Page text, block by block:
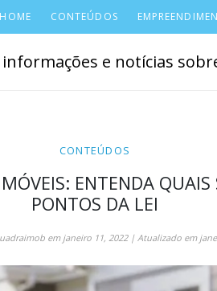
HOME CONTEÚDOS
e notícias
CONTEÚDOS
ENTENDA QUAIS
PONTOS DA LEI
em janeiro 11, 2022| Atualizado em